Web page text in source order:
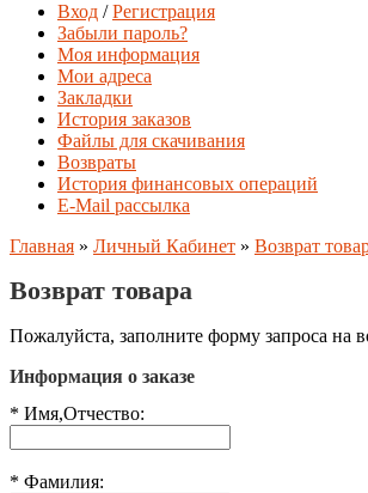
Вход /Регистрация
Забыли пароль?
Моя информация
Мои адреса
Закладки
История заказов
Файлы для скачивания
Возвраты
История финансовых операций
E-Mail рассылка
Главная » Личный Кабинет » Возврат
Возврат товара
Пожалуйста, заполните форму запроса на
Информация о заказе
* Имя,Отчество:
* Фамилия: